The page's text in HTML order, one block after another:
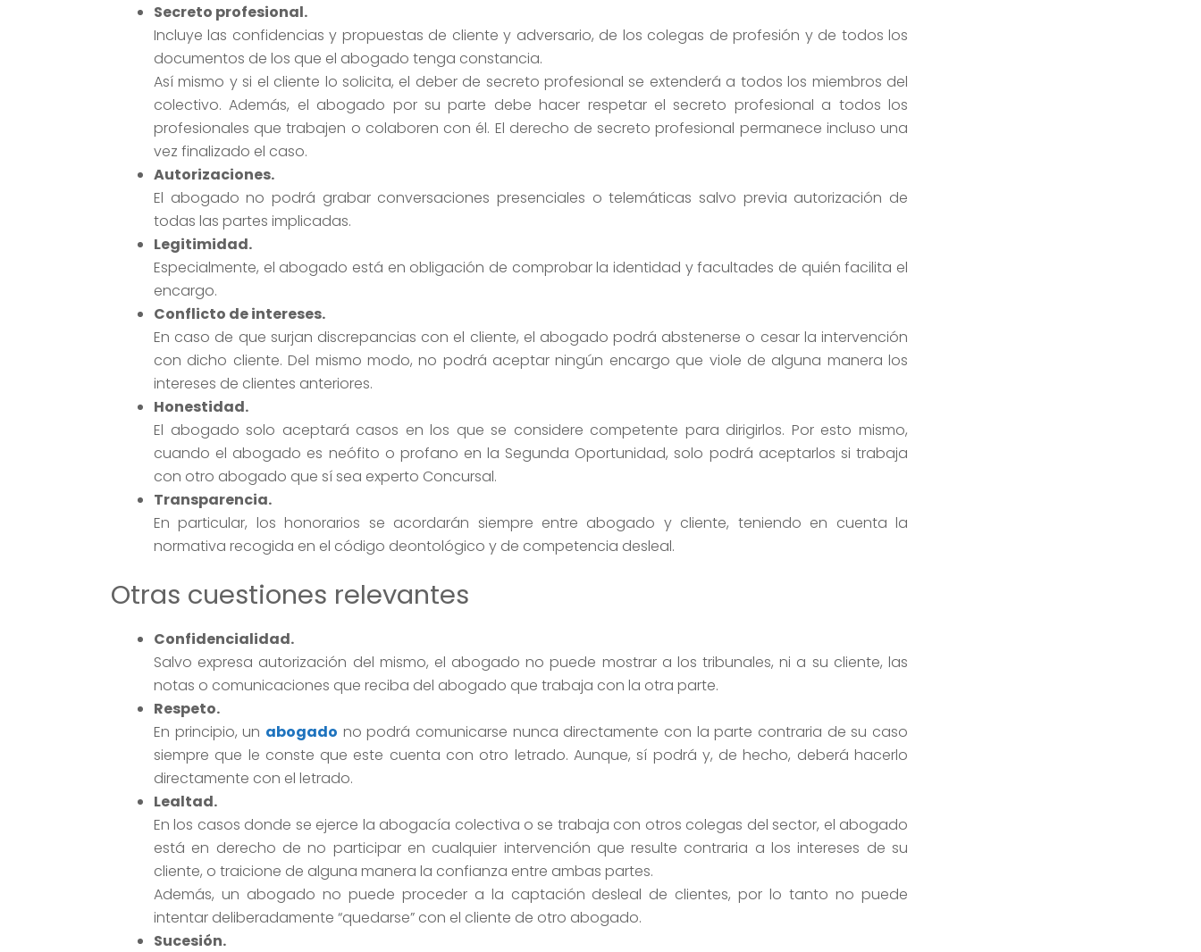
Secreto profesional.
Incluye las confidencias y propuestas de cliente y adversario, de los colegas de profesión y de todos los
documentos de los que el abogado tenga constancia.
Así mismo y si el cliente lo solicita, el deber de secreto profesional se extenderá a todos los miembros del
colectivo. Además, el abogado por su parte debe hacer respetar el secreto profesional a todos los
profesionales que trabajen o colaboren con él. El derecho de secreto profesional permanece incluso una
vez finalizado el caso.
Autorizaciones.
El abogado no podrá grabar conversaciones presenciales o telemáticas salvo previa autorización de
todas las partes implicadas.
Legitimidad.
Especialmente, el abogado está en obligación de comprobar la identidad y facultades de quién facilita el
encargo.
Conflicto de intereses.
En caso de que surjan discrepancias con el cliente, el abogado podrá abstenerse o cesar la intervención
con dicho cliente. Del mismo modo, no podrá aceptar ningún encargo que viole de alguna manera los
intereses de clientes anteriores.
Honestidad.
El abogado solo aceptará casos en los que se considere competente para dirigirlos. Por esto mismo,
cuando el abogado es neófito o profano en la Segunda Oportunidad, solo podrá aceptarlos si trabaja
con otro abogado que sí sea experto Concursal.
Transparencia.
En particular, los honorarios se acordarán siempre entre abogado y cliente, teniendo en cuenta la
normativa recogida en el código deontológico y de competencia desleal.
Otras cuestiones relevantes
Confidencialidad.
Salvo expresa autorización del mismo, el abogado no puede mostrar a los tribunales, ni a su cliente, las
notas o comunicaciones que reciba del abogado que trabaja con la otra parte.
Respeto.
En principio, un abogado no podrá comunicarse nunca directamente con la parte contraria de su caso
siempre que le conste que este cuenta con otro letrado. Aunque, sí podrá y, de hecho, deberá hacerlo
directamente con el letrado.
Lealtad.
En los casos donde se ejerce la abogacía colectiva o se trabaja con otros colegas del sector, el abogado
está en derecho de no participar en cualquier intervención que resulte contraria a los intereses de su
cliente, o traicione de alguna manera la confianza entre ambas partes.
Además, un abogado no puede proceder a la captación desleal de clientes, por lo tanto no puede
intentar deliberadamente “quedarse” con el cliente de otro abogado.
Sucesión.